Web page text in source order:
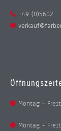
+49 (0)5602 –
Montag -
Montag -